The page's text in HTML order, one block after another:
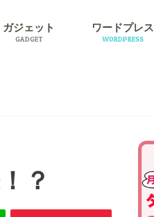
ガジェット
GADGET
ワードプレス
WORDPRESS
？